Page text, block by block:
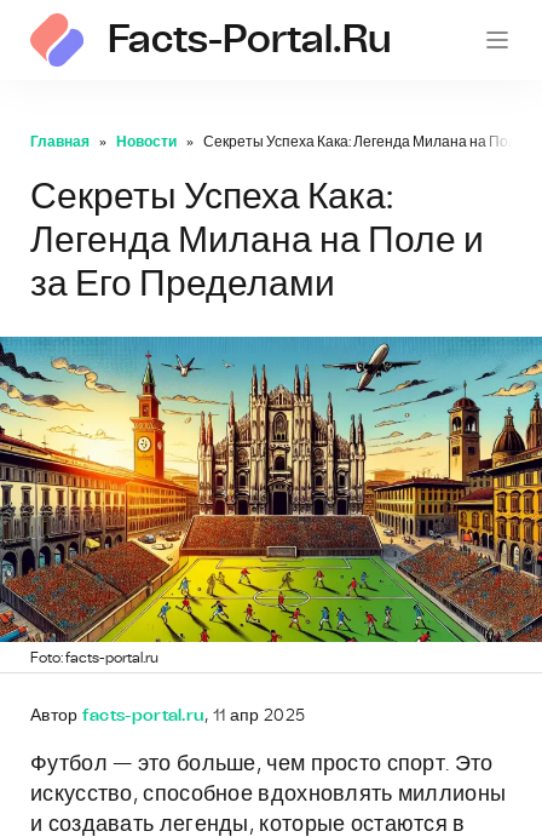
Facts-Portal.ru
Главная Новости Секреты Успеха Кака: Легенда Милана на Поле и
Секреты Успеха Кака:
Легенда Милана на Поле и
за Его Пределами
Foto: facts-portal.ru
Автор facts-portal.ru, 11 апр 2025
Футбол — это больше, чем просто спорт. Это
искусство, способное вдохновлять миллионы
и создавать легенды, которые остаются в